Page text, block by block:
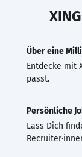
Über eine
Entdecke mit
passt.
Persönliche
Lass Dich